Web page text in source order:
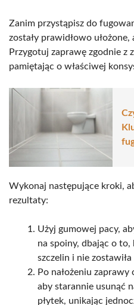
Zanim przystąpisz do
zostały prawidłowo
Przygotuj zaprawę zgodnie z
pamiętając o właściwej
Wykonaj następujące kroki,
rezultaty:
Użyj gumowej pacy,
na spoiny, dbając o
szczelin i nie
Po nałożeniu
aby starannie usunąć
płytek, unikając